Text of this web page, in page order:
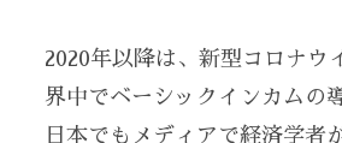
2020年以降は、新型コロナウ
界中でベーシックインカムの
日本でもメディアで経済学者